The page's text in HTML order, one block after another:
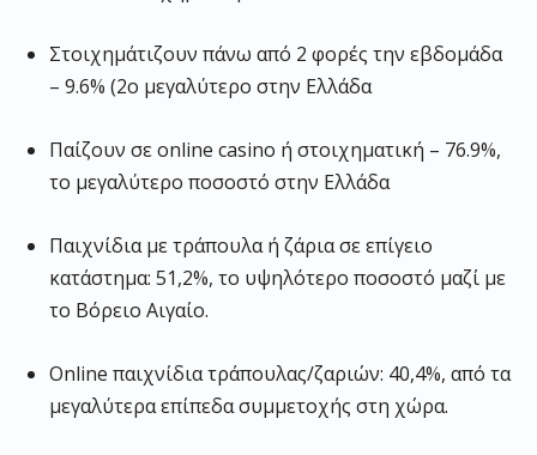
Στοιχημάτιζουν πάνω από 2 φορές την εβδομάδα
– 9.6% (2ο μεγαλύτερο στην Ελλάδα
Παίζουν σε online casino ή στοιχηματική – 76.9%,
το μεγαλύτερο ποσοστό στην Ελλάδα
Παιχνίδια με τράπουλα ή ζάρια σε επίγειο
κατάστημα: 51,2%, το υψηλότερο ποσοστό μαζί με
το Βόρειο Αιγαίο.
Online παιχνίδια τράπουλας/ζαριών: 40,4%, από τα
μεγαλύτερα επίπεδα συμμετοχής στη χώρα.